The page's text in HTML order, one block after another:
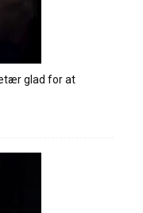
glad for at